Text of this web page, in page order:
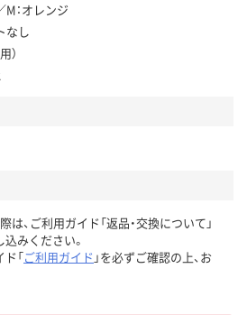
M：オレンジ
なし
）
は、ご利用ガイド「返品・交換について」
みください。
「ご利用ガイド 」を必ずご確認の上、お